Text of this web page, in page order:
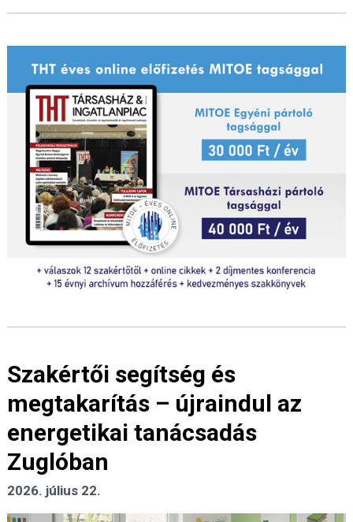
Szakértői segítség és
megtakarítás – újraindul az
energetikai tanácsadás
Zuglóban
2026. július 22.